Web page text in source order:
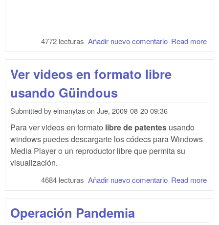
Read more
Añadir nuevo comentario
4772 lecturas
Ver videos en formato libre
usando Güindous
Submitted byelmanytason Jue, 2009-08-20 09:36
Para ver videos en formato libre de patentes usando
windows puedes descargarte los códecs para Windows
Media Player o un reproductor libre que permita su
visualización.
Read more
Añadir nuevo comentario
4684 lecturas
Operación Pandemia